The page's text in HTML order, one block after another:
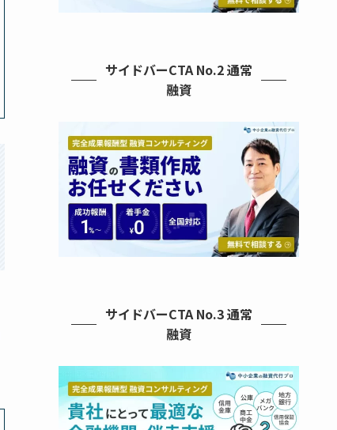
サイドバーCTA No.2 通常
融資
サイドバーCTA No.3 通常
融資